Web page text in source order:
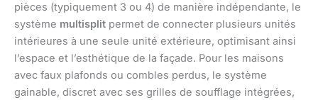
pièces (typiquement 3 ou 4) de manière indépendante, le
système multisplit permet de connecter plusieurs unités
intérieures à une seule unité extérieure, optimisant ainsi
l’espace et l’esthétique de la façade. Pour les maisons
avec faux plafonds ou combles perdus, le système
gainable, discret avec ses grilles de soufflage intégrées,